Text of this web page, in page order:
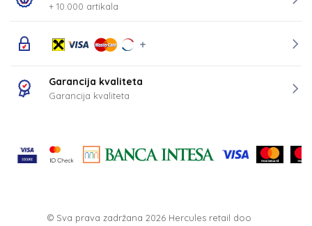
+ 10.000 artikala
Garancija kvaliteta
Garancija kvaliteta
© Sva prava zadržana 2026Hercules retail doo